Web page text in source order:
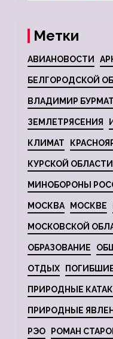
Метки
АВИАНОВОСТИ
БЕЛГОРОДСКОЙ
ВЛАДИМИР
ЗЕМЛЕТРЯСЕНИЯ
КЛИМАТ
КУРСКОЙ ОБЛАСТИ
МИНОБОРОНЫ
МОСКВА МОСКВЕ
МОСКОВСКОЙ
ОБРАЗОВАНИЕ
ОТДЫХ
ПРИРОДНЫЕ
ПРИРОДНЫЕ
РЭО РОМАН